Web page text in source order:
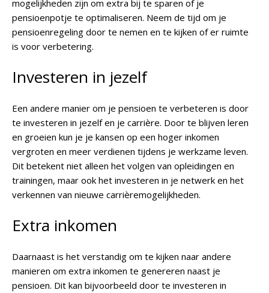
mogelijkheden zijn om extra bij te sparen of je
pensioenpotje te optimaliseren. Neem de tijd om je
pensioenregeling door te nemen en te kijken of er ruimte
is voor verbetering.
Investeren in jezelf
Een andere manier om je pensioen te verbeteren is door
te investeren in jezelf en je carrière. Door te blijven leren
en groeien kun je je kansen op een hoger inkomen
vergroten en meer verdienen tijdens je werkzame leven.
Dit betekent niet alleen het volgen van opleidingen en
trainingen, maar ook het investeren in je netwerk en het
verkennen van nieuwe carrièremogelijkheden.
Extra inkomen
Daarnaast is het verstandig om te kijken naar andere
manieren om extra inkomen te genereren naast je
pensioen. Dit kan bijvoorbeeld door te investeren in